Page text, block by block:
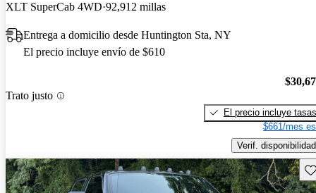
XLT SuperCab 4WD 92,912 millas
Entrega a domicilio desde Huntington Sta, NY
El precio incluye envío de $610
Trato justo
El precio incluye tasas
$661/mes
Verif. disponibilidad